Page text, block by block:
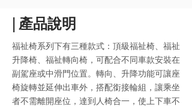
產品說明
​福祉椅系列下有三種款式：頂級福祉椅、福祉
升降椅、福祉轉向椅，可配合不同車款安裝在
副駕座或中滑門位置。轉向、升降功能可讓座
椅旋轉並延伸出車外，搭配銜接輪組，讓乘坐
者不需離開座位，達到人椅合一，使上下車不